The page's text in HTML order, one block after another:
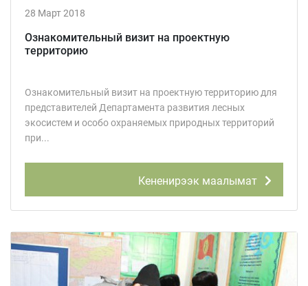
28 Март 2018
Ознакомительный визит на проектную
территорию
Ознакомительный визит на проектную территорию для
представителей Департамента развития лесных
экосистем и особо охраняемых природных территорий
при...
Кененирээк маалымат